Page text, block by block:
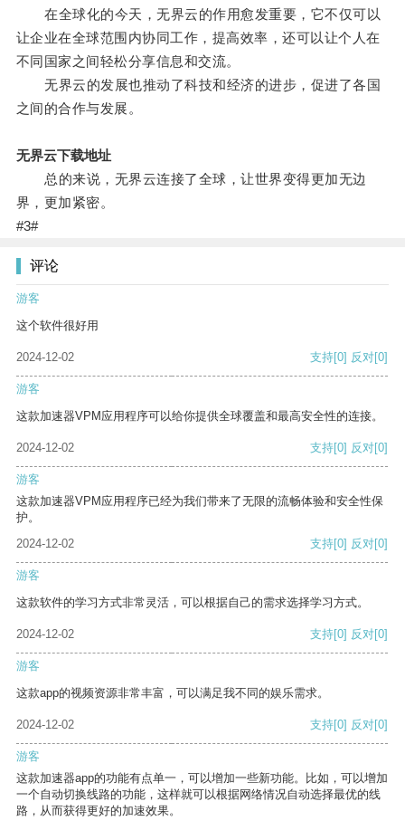
在全球化的今天，无界云的作用愈发重要，它不仅可以
让企业在全球范围内协同工作，提高效率，还可以让个人在
不同国家之间轻松分享信息和交流。
无界云的发展也推动了科技和经济的进步，促进了各国
之间的合作与发展。
无界云下载地址
总的来说，无界云连接了全球，让世界变得更加无边
界，更加紧密。
#3#
评论
游客
这个软件很好用
2024-12-02 支持[0] 反对[0]
游客
这款加速器VPM应用程序可以给你提供全球覆盖和最高安全性的连接。
2024-12-02 支持[0] 反对[0]
游客
这款加速器VPM应用程序已经为我们带来了无限的流畅体验和安全性保
护。
2024-12-02
支持[0] 反对[0]
游客
这款软件的学习方式非常灵活，可以根据自己的需求选择学习方式。
2024-12-02 支持[0] 反对[0]
游客
这款app的视频资源非常丰富，可以满足我不同的娱乐需求。
2024-12-02 支持[0] 反对[0]
游客
这款加速器app的功能有点单一，可以增加一些新功能。比如，可以增加
一个自动切换线路的功能，这样就可以根据网络情况自动选择最优的线
路，从而获得更好的加速效果。